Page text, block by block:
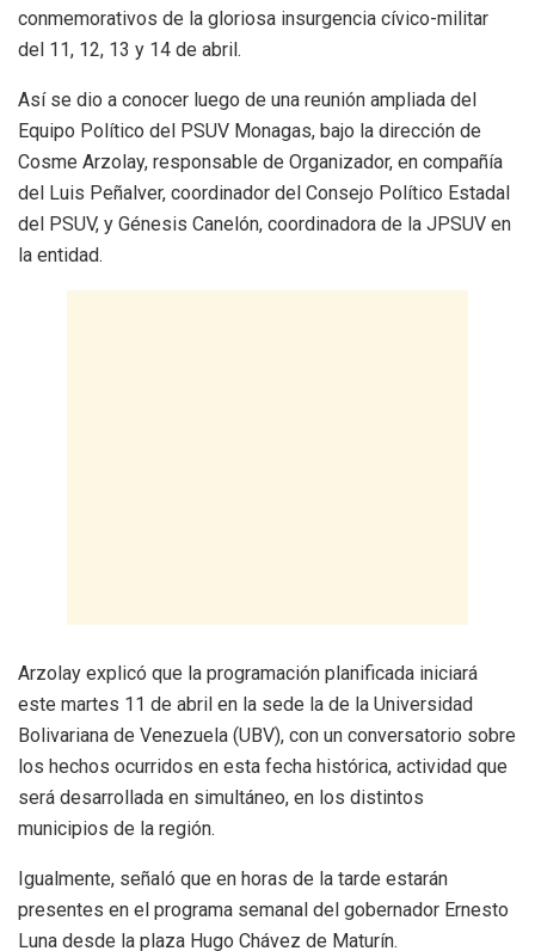
conmemorativos de la gloriosa insurgencia cívico-militar
del 11, 12, 13 y 14 de abril.
Así se dio a conocer luego de una reunión ampliada del
Equipo Político del PSUV Monagas, bajo la dirección de
Cosme Arzolay, responsable de Organizador, en compañía
del Luis Peñalver, coordinador del Consejo Político Estadal
del PSUV, y Génesis Canelón, coordinadora de la JPSUV en
la entidad.
Arzolay explicó que la programación planificada iniciará
este martes 11 de abril en la sede la de la Universidad
Bolivariana de Venezuela (UBV), con un conversatorio sobre
los hechos ocurridos en esta fecha histórica, actividad que
será desarrollada en simultáneo, en los distintos
municipios de la región.
Igualmente, señaló que en horas de la tarde estarán
presentes en el programa semanal del gobernador Ernesto
Luna desde la plaza Hugo Chávez de Maturín.